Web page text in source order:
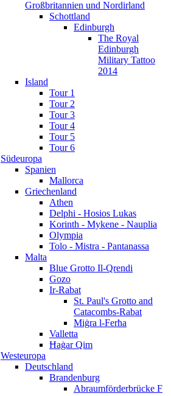
Großbritannien und Nordirland
Schottland
Edinburgh
The Royal
Edinburgh
Military Tattoo
2014
Island
Tour 1
Tour 2
Tour 3
Tour 4
Tour 5
Tour 6
Südeuropa
Spanien
Mallorca
Griechenland
Athen
Delphi - Hosios Lukas
Korinth - Mykene - Nauplia
Olympia
Tolo - Mistra - Pantanassa
Malta
Blue Grotto Il-Qrendi
Gozo
Ir-Rabat
St. Paul's Grotto and
Catacombs-Rabat
Miġra l-Ferħa
Valletta
Ħaġar Qim
Westeuropa
Deutschland
Brandenburg
Abraumförderbrücke F